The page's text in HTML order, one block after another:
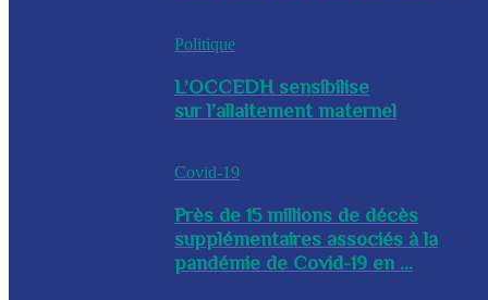
Politique
L’OCCEDH sensibilise
sur l’allaitement maternel
Covid-19
Près de 15 millions de décès
supplémentaires associés à la
pandémie de Covid-19 en ...